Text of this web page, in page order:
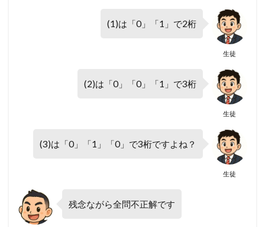
生徒
(1)は「0」「1」で2桁
生徒
(2)は「0」「0」「1」で3桁
生徒
(3)は「0」「1」「0」で3桁ですよね？
残念ながら全問不正解です